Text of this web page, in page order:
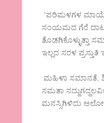
ʼಪರಿಮಳಗಳ
ಸಂಯಮದ ಗೆರೆ
ತೊಡಗಿಕೊಳ್ಳುತ್ತಾ
ಇಲ್ಲದ ಸರಳ
ಮಹಿಳಾ ಸಮಾನತೆ,
ಸಮತಾ
ಮನಸ್ಸಿಗಿಳಿದು